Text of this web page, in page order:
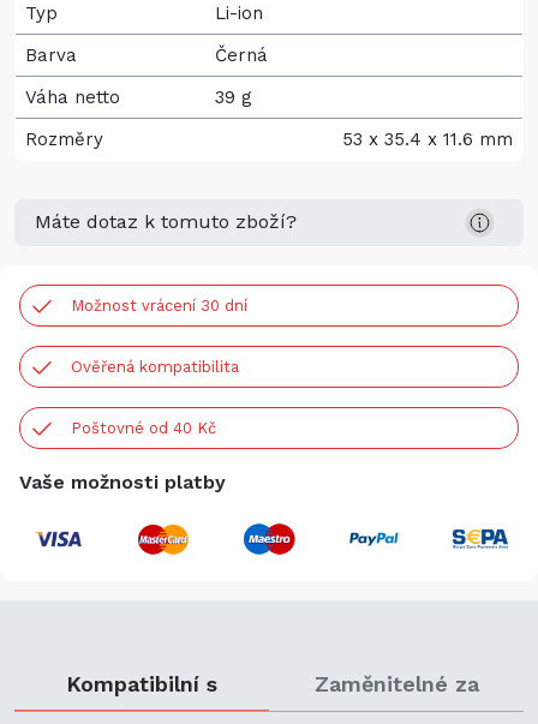
Typ
Li-ion
Barva
Černá
Váha netto
39 g
Rozměry
53 x 35.4 x 11.6 mm
Máte dotaz k tomuto zboží?
Možnost vrácení 30 dní
Ověřená kompatibilita
Poštovné od 40 Kč
Vaše možnosti platby
Kompatibilní s Zaměnitelné za